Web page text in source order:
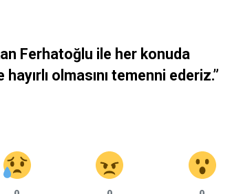
Ferhatoğlu ile her konuda
olmasını temenni ederiz.”